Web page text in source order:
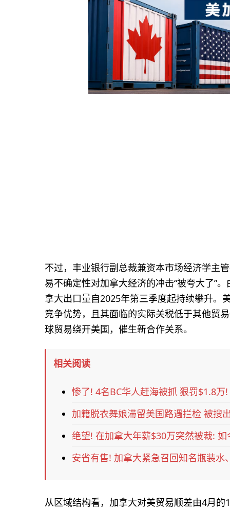
不过，丰业银行副总裁兼资本市场经济学主
易不确定性对加拿大经济的冲击“被夸大了”
拿大出口量自2025年第三季度起持续攀升。
竞争优势，且其面临的实际关税低于其他贸
球贸易绕开美国，催生新合作关系。
相关阅读
惨了! 4名BC华人赶海被抓 狠罚$1.8
加籍脱衣舞娘滞留美国路遇拦检 被搜
绝望! 在加拿大年薪$30万突然被裁:
安省有售! 加拿大紧急召回知名瓶装水
从区域结构看，加拿大对美贸易顺差由4月